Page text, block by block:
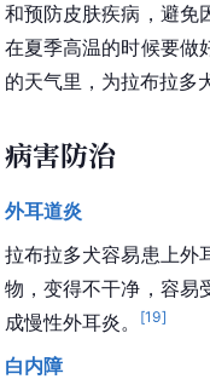
和预防皮肤疾病，避免
在夏季高温的时候要做
的天气里，为拉布拉多
病害防治
外耳道炎
拉布拉多犬容易患上外
物，变得不干净，容易
成慢性外耳炎。
[19]
白内障